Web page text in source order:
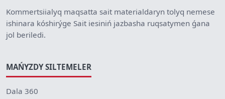
Kommertsiialyq maqsatta sait materialdaryn tolyq nemese
ishinara kóshirýge Sait iesiniń jazbasha ruqsatymen ǵana
jol beriledi.
MAŃYZDY SILTEMELER
Dala 360